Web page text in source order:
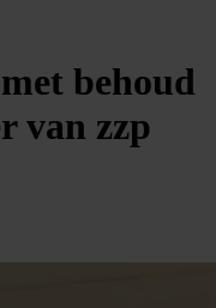
behoud
van zzp